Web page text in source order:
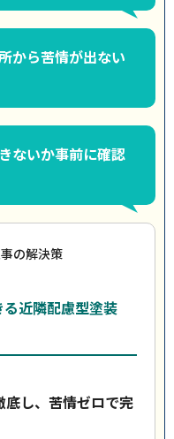
から苦情が出ない
ないか事前に確認
の解決策
近隣配慮型塗装
底し、苦情ゼロで完